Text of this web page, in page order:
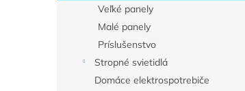
Veľké panely
Malé panely
Príslušenstvo
Stropné svietidlá
Domáce elektrospotrebiče